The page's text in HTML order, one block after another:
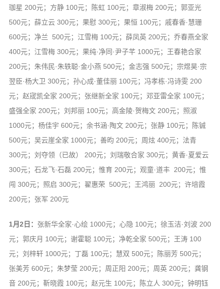
珈星 200元；方静 100元；陈虹 100元；章淑梅 200元；郭亚光
500元；薛立云 300元；果慰 300元；果恒 100元；戚春香·慧珊
600元；净兰 500元；江雪梅 100元；薛凤英 200元；乔春燕全家
400元；江雪梅 300元；果纯·净同·尹子芊 1000元；王春艳合家
200元；朱伟民·朱轶聪·金小燕 500元；金志强 500元；宗煜昊·宗
翌臣·杨大卫 300元；孙心成·董佳丽 100元；冯孝栋·冯诗雯 200
元；赵宬凯全家 200元；张继新全家 100元；邓亚雷全家 100元；
盛强全家 200元；刘邦丽 100元；高金陵·贺梅文 200元；照淑
1000元；杨佳宇 600元；余书涵·陶文 200元；张静 100元；陈铖
500元；吴云崖全家 1000元；善昀 200元；周炫 400元；法青
300元；刘夺领（已故） 200元；刘瑞敬合家 300元；黄香·夏爱云
300元；石龙飞·石磊 200元；惟育 200元；观童·道丰 200元；惟
闯 300元；照启 300元；翟惠荣 500元；王鸿丽 200元；许培霞
200元；张军 200元
1月2日： 张新华全家·心绘 1000元；心隐 100元；徐玉洁·刘波 200
元；郭庆月 100元；谢霍聪 100元；净乾全家 500元；王涛 100
元；刘梓轩 1000元；丁磊 100元；慧双 500元；陈丽芳 500元；
张美芳 600元；朱梦莹 200元；周正阳 200元；周英 200元；龚钢
音 200元；靳晓霞 100元；赵元生 100元；陈立人 300元；钟明钰